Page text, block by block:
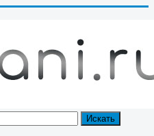
Искать